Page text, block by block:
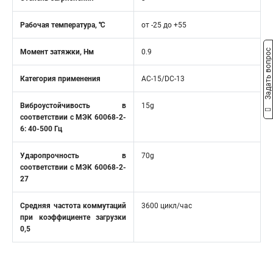
Рабочая температура, ℃ от -25 до +55
Момент затяжки, Нм 0.9
Категория применения AC-15/DC-13
Виброустойчивость в
соответствии с МЭК 60068-2-
6: 40-500 Гц
15g
Ударопрочность в
соответствии с МЭК 60068-2-
27
70g
Средняя частота коммутаций
при коэффициенте загрузки
0,5
3600 цикл/час
Задать вопрос